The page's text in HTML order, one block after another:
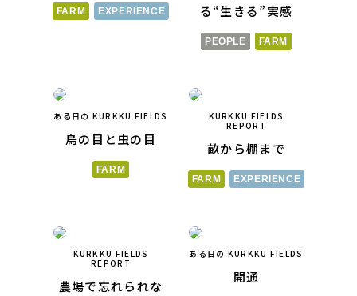
FARM EXPERIENCE
る“生きる”実感
PEOPLE FARM
ある日の KURKKU FIELDS
鳥の目と虫の目
FARM
KURKKU FIELDS
REPORT
畝から棚まで
FARM EXPERIENCE
KURKKU FIELDS
REPORT
農場で忘れられな
ある日の KURKKU FIELDS
開通